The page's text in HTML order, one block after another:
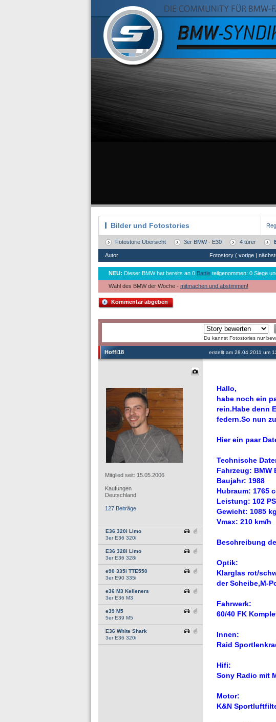
Bilder und Fotostories
Fotostorie Übersicht 3er BMW - E30 4 türer
Autor Fotostory ( vorige |
NEU: Dieser BMW hat bereits an 0 Battle teilgenommen: 0 Siege
Wahl des BMW der Woche - mitmachen und abstimmen!
Kommentar abgeben
Du kannst Fotostories nur
Hoffi18 erstellt am 28.04.2011 um
Mitglied seit: 15.05.2006
Kaufungen
Deutschland
127 Beiträge
E36 320i Limo
3er E36 320i
E36 328i Limo
3er E36 328i
e90 335i TTE550
3er E90 335i
e36 M3 Kelleners
3er E36 M3
e39 M5
5er E39 M5
E36 White Shark
3er E36 320i
Hallo,
habe noch ein
rein.Habe denn
federn.So nun
Hier ein paar
Technische
Fahrzeug: BMW
Baujahr: 1988
Hubraum: 1765
Leistung: 102 PS
Gewicht: 1085 kg
Vmax: 210 km/h
Beschreibung
Optik:
Klarglas rot/
der Scheibe,M-
Fahrwerk:
60/40 FK
Innen:
Raid
Hifi:
Sony Radio mit
Motor:
K&N